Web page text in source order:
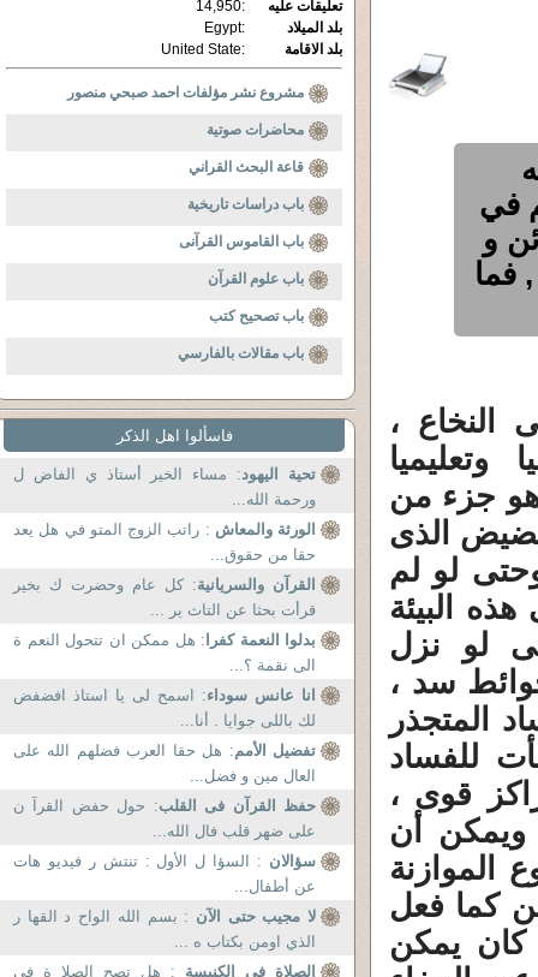
في
و
فما
النخاع ،
جزء من
الذى
بالتدريج بعد انقلاب 1952 . وحتى لو لم
البيئة
لو نزل
سد ،
المتجذر
للفساد
قوى ،
ويمكن أن
كما فعل
يمكن
تعليقات عليه
:
14,950
بلد الميلاد
:
Egypt
بلد الاقامة
:
United State
مشروع نشر مؤلفات احمد صبحي منصور
محاضرات صوتية
قاعة البحث القراني
باب دراسات تاريخية
باب القاموس القرآنى
باب علوم القرآن
باب تصحيح كتب
باب مقالات بالفارسي
فاسألوا اهل الذكر
تحية اليهود: مساء الخير أستاذ ي الفاض ل
ورحمة الله...
الورثة والمعاش : راتب الزوج المتو في هل يعد
حقا من حقوق...
القرآن والسريانية: كل عام وحضرت ك بخير
قرأت بحثا عن التاث ير ...
بدلوا النعمة كفرا : هل ممكن ان تتحول النعم ة
الى نقمة ؟...
انا عانس سوداء: اسمح لى يا استاذ افضفض
لك باللى جوايا . أنا...
تفضيل الأمم: هل حقا العرب فضلهم الله على
العال مين و فضل...
حفظ القرآن فى القلب: حول حفض القرآ ن
على ضهر قلب فال الله...
سؤالان : السؤا ل الأول : تنتش ر فيديو هات
عن أطفال...
لا مجيب حتى الآن : بسم الله الواح د القها ر
الذي اومن بكتاب ه ...
الصلاة فى الكنيسة : هل تصح الصلا ة فى